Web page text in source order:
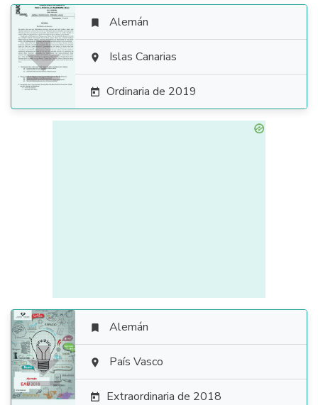

 Alemán
 Islas Canarias
 Ordinaria de 2019

 Alemán
 País Vasco
 Extraordinaria de 2018